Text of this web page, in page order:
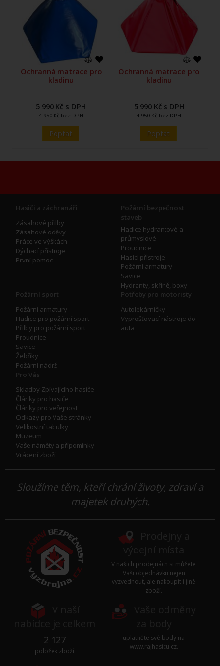
Ochranná matrace pro
kladinu
5 990 Kč s DPH
4 950 Kč bez DPH
Poptat
Ochranná matrace pro
kladinu
5 990 Kč s DPH
4 950 Kč bez DPH
Poptat
Hasiči a záchranáři
Zásahové přilby
Zásahové oděvy
Práce ve výškách
Dýchací přístroje
První pomoc
Požární bezpečnost
staveb
Hadice hydrantové a
průmyslové
Proudnice
Hasící přístroje
Požární armatury
Savice
Hydranty, skříně, boxy
Požární sport
Požární armatury
Hadice pro požární sport
Přilby pro požární sport
Proudnice
Savice
Žebříky
Požární nádrž
Potřeby pro motoristy
Autolékárničky
Vyprošťovací nástroje do
auta
Pro Vás
Skladby Zpívajícího hasiče
Články pro hasiče
Články pro veřejnost
Odkazy pro Vaše stránky
Velikostní tabulky
Muzeum
Vaše náměty a přípomínky
Vrácení zboží
Sloužíme těm, kteří chrání životy, zdraví a
majetek druhých.
V našich prodejnách si můžete
Vaši objednávku nejen
vyzvednout, ale nakoupit i jiné
zboží.
2 127
položek zboží
uplatněte své body na
www.rajhasicu.cz.